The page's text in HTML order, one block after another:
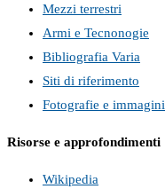
Mezzi terrestri
Armi e Tecnonogie
Bibliografia Varia
Siti di riferimento
Fotografie e immagini
Risorse e approfondimenti
Wikipedia